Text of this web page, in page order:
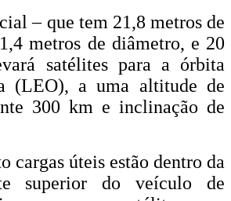
– que tem 21,8 metros de
metros de diâmetro, e 20
satélites para a órbita
(LEO), a uma altitude de
300 km e inclinação de
cargas úteis estão dentro da
superior do veículo de